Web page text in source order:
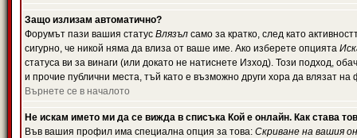
Защо излизам автоматично?
Форумът пази вашия статус Влязъл само за кратко, след като
сигурно, че никой няма да влиза от ваше име. Ако изберете опцията
статуса ви за винаги (или докато не натиснете Изход). Този подход,
и прочие публични места, тъй като е възможно други хора да влязат
Върнете се в началото
Не искам името ми да се вижда в списъка Кой е онлайн. Как става
Във вашия профил има специална опция за това: Скриване на вашия